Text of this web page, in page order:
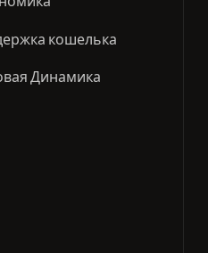
кошелька
Динамика